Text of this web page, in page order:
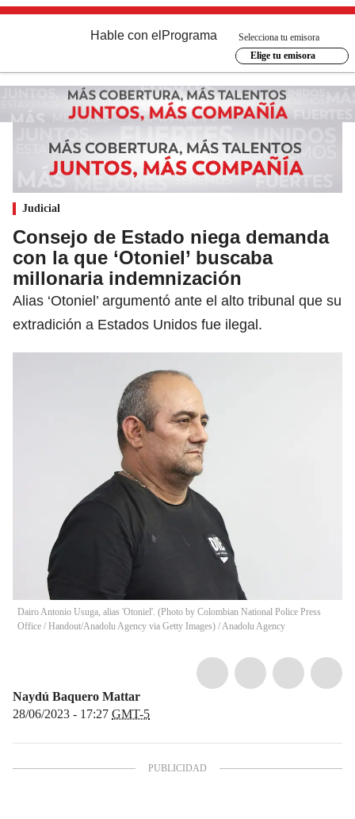
Hable con el Programa
Selecciona tu emisora
Elige tu emisora
Judicial
Consejo de Estado niega demanda
con la que ‘Otoniel’ buscaba
millonaria indemnización
Alias ‘Otoniel’ argumentó ante el alto tribunal que su
extradición a Estados Unidos fue ilegal.
Dairo Antonio Usuga, alias 'Otoniel'. (Photo by Colombian National Police Press
Office / Handout/Anadolu Agency via Getty Images) /Anadolu Agency
Naydú Baquero Mattar
28/06/2023 - 17:27 GMT-5